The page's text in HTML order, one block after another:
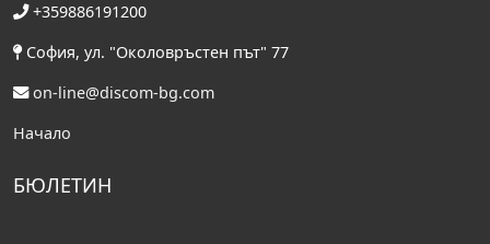
+359886191200
София, ул. "Околовръстен път" 77
on-line@discom-bg.com
Начало
БЮЛЕТИН